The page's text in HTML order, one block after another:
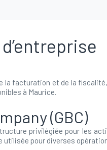
la facturation et de la
à Maurice.
(GBC)
privilégiée pour les
utilisée pour diverses